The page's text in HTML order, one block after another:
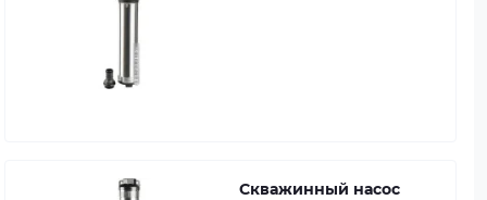
Скважинный насос